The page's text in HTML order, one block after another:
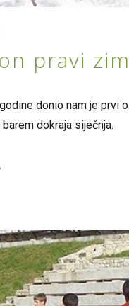
pravi
donio nam je prvi
dokraja siječnja.